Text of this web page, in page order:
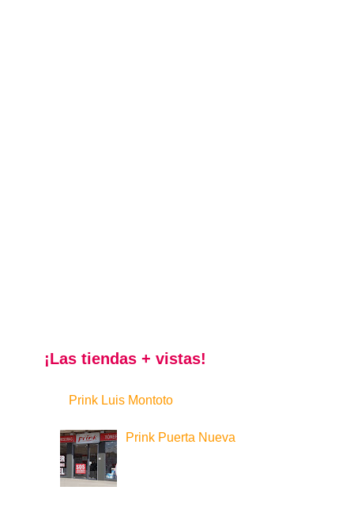
¡Las tiendas + vistas!
Prink Luis Montoto
Prink Puerta Nueva